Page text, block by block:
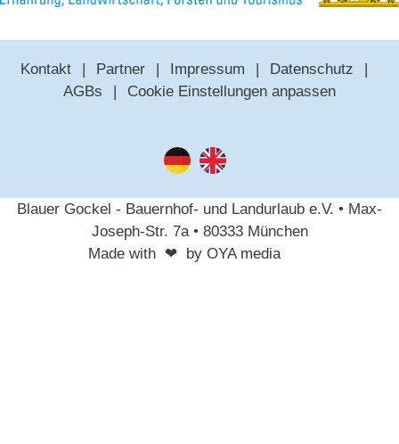
Kontakt Partner Impressum
Datenschutz
AGBs
Cookie Einstellungen anpassen
Blauer Gockel - Bauernhof- und Landurlaub e.V. • Max-
Joseph-Str. 7a • 80333 München
Made with
❤︎ by OYA media